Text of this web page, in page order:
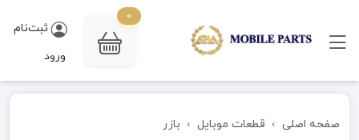
0
ثبت‌نام
ورود
صفحه اصلی قطعات موبایل بازر